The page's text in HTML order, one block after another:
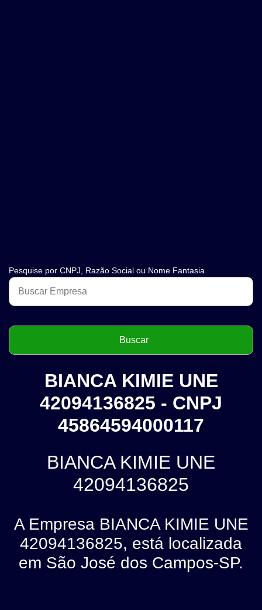
Pesquise por CNPJ, Razão Social ou Nome Fantasia.
BIANCA KIMIE UNE
42094136825 - CNPJ
45864594000117
BIANCA KIMIE UNE
42094136825
A Empresa BIANCA KIMIE UNE
42094136825, está localizada
em São José dos Campos-SP.